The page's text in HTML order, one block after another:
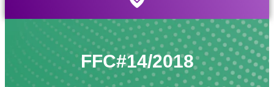
FFC#14/2018